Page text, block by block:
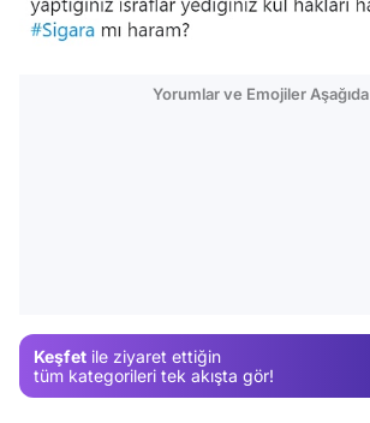
Yorumlar ve Emojiler Aşağıda
Keşfet ile ziyaret ettiğin
tüm kategorileri tek akışta gör!